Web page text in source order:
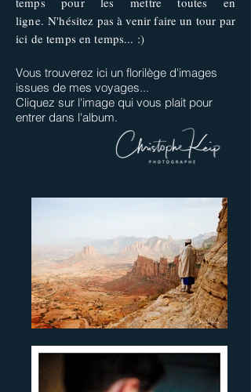
ligne. N'hésitez pas à venir faire un tour par
ici de temps en temps... :)
Vous trouverez ici un florilège d'images
issues de mes voyages...
Cliquez sur l'image qui vous plait pour
entrer dans l'album.